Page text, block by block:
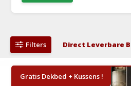
Filters Direct Leverbare
Gratis Dekbed + Kussens !